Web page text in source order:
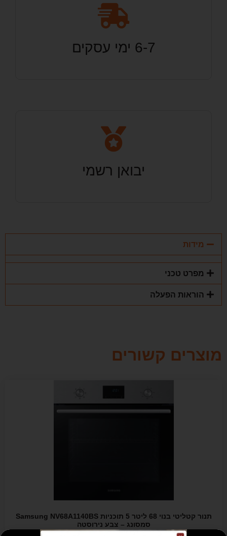
6-7 ימי עסקים
יבואן רשמי
מידות
מפרט טכני
הוראות הפעלה
מוצרים קשורים
תנור קטליטי בנוי 68 ליטר 5 תוכניות Samsung NV68A1140BS
סמסונג – צבע נירוסטה